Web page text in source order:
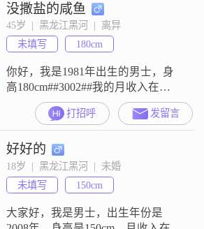
流很重要，希望两个人能共同进
步，互相尊重，保持真诚沟通
##3002##我没什么特别复杂的要
求，就是想找个能踏实过日子的人
##300
没撒盐的咸鱼
45岁  |  黑龙江黑河  |  离异
未填写
180cm
你好，我是1981年出生的男士，身
高180cm##3002##我的月收入在
50000元以上，目前的工作地在黑
河，学历是硕士##3002##我的性格
特征里，大家常说我稳重可靠，平
时也算是活在当下##3002##我是一
个汽车爱好者，同时也对天文地理
方面的知识很感兴趣##3002##在业
余时间里，我也喜欢书法绘画，平
时也会打
打招呼 发留言
好好的
18岁  |  黑龙江黑河  |  未婚
未填写
150cm
大家好，我是男士，出生年份是